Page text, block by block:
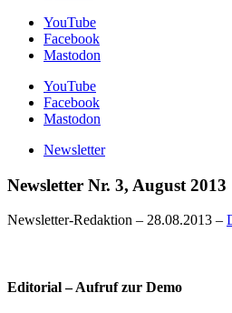
YouTube
Facebook
Mastodon
YouTube
Facebook
Mastodon
Newsletter
Newsletter Nr. 3, August 2013
Newsletter-Redaktion – 28.08.2013 –
Editorial – Aufruf zur Demo